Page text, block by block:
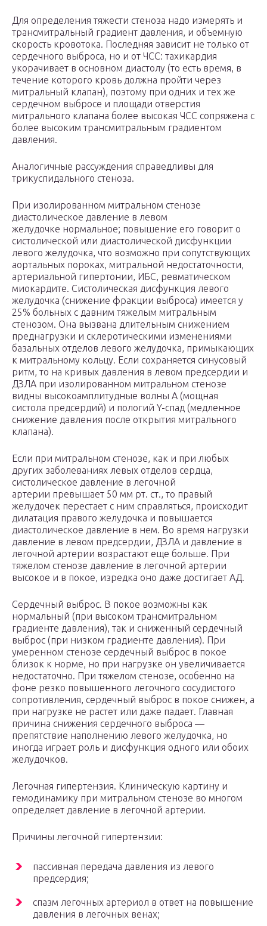
Для определения тяжести стеноза надо измерять и
трансмитральный градиент давления, и объемную
скорость кровотока. Последняя зависит не только от
сердечного выброса, но и от ЧСС: тахикардия
укорачивает в основном диастолу (то есть время, в
течение которого кровь должна пройти через
митральный клапан), поэтому при одних и тех же
сердечном выбросе и площади отверстия
митрального клапана более высокая ЧСС сопряжена с
более высоким трансмитральным градиентом
давления.
Аналогичные рассуждения справедливы для
трикуспидального стеноза.
При изолированном митральном стенозе
диастолическое давление в левом
желудочке нормальное; повышение его говорит о
систолической или диастолической дисфункции
левого желудочка, что возможно при сопутствующих
аортальных пороках, митральной недостаточности,
артериальной гипертонии, ИБС, ревматическом
миокардите. Систолическая дисфункция левого
желудочка (снижение фракции выброса) имеется у
25% больных с давним тяжелым митральным
стенозом. Она вызвана длительным снижением
преднагрузки и склеротическими изменениями
базальных отделов левого желудочка, примыкающих
к митральному кольцу. Если сохраняется синусовый
ритм, то на кривых давления в левом предсердии и
ДЗЛА при изолированном митральном стенозе
видны высокоамплитудные волны A (мощная
систола предсердий) и пологий Y-спад (медленное
снижение давления после открытия митрального
клапана).
Если при митральном стенозе, как и при любых
других заболеваниях левых отделов сердца,
систолическое давление в легочной
артерии превышает 50 мм рт. ст., то правый
желудочек перестает с ним справляться, происходит
дилатация правого желудочка и повышается
диастолическое давление в нем. Во время нагрузки
давление в левом предсердии, ДЗЛА и давление в
легочной артерии возрастают еще больше. При
тяжелом стенозе давление в легочной артерии
высокое и в покое, изредка оно даже достигает АД.
Сердечный выброс. В покое возможны как
нормальный (при высоком трансмитральном
градиенте давления), так и сниженный сердечный
выброс (при низком градиенте давления). При
умеренном стенозе сердечный выброс в покое
близок к норме, но при нагрузке он увеличивается
недостаточно. При тяжелом стенозе, особенно на
фоне резко повышенного легочного сосудистого
сопротивления, сердечный выброс в покое снижен, а
при нагрузке не растет или даже падает. Главная
причина снижения сердечного выброса —
препятствие наполнению левого желудочка, но
иногда играет роль и дисфункция одного или обоих
желудочков.
Легочная гипертензия. Клиническую картину и
гемодинамику при митральном стенозе во многом
определяет давление в легочной артерии.
Причины легочной гипертензии:
пассивная передача давления из левого
предсердия;
спазм легочных артериол в ответ на повышение
давления в легочных венах;